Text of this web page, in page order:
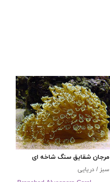
مرجان شقایق سنگ شاخه ای
سبز / دریایی